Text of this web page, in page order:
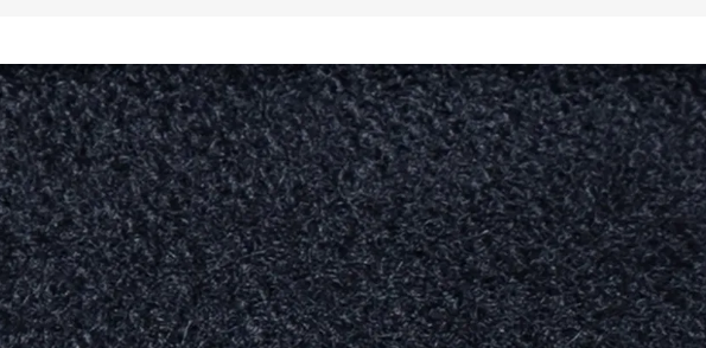
* Fechamento frontal através de botões;
* Dois bolsos externos laterais com forro em Sense Fleece,
fechamento em zíper e capa protetora;
* Dois bolsos internos com fechamento em zíper;
* Acabamento de alta qualidade;
* Forração em tecido térmico Sense Fleece na parte interna
do produto (exceto mangas);
* Acabamento nos punhos com tira.
PRINCIPAIS CARACTERÍSTICAS DA LÃ BATIDA:
Ideal para os dias mais frios, o casaco de lã batida é um
item essencial para manter o corpo aquecido. A lã se